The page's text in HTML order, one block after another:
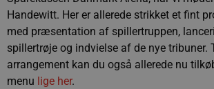
Handewitt. Her er allerede strikket et fint
med præsentation af spillertruppen,
spillertrøje og indvielse af de nye tribuner.
arrangement kan du også allerede nu
menu lige her.